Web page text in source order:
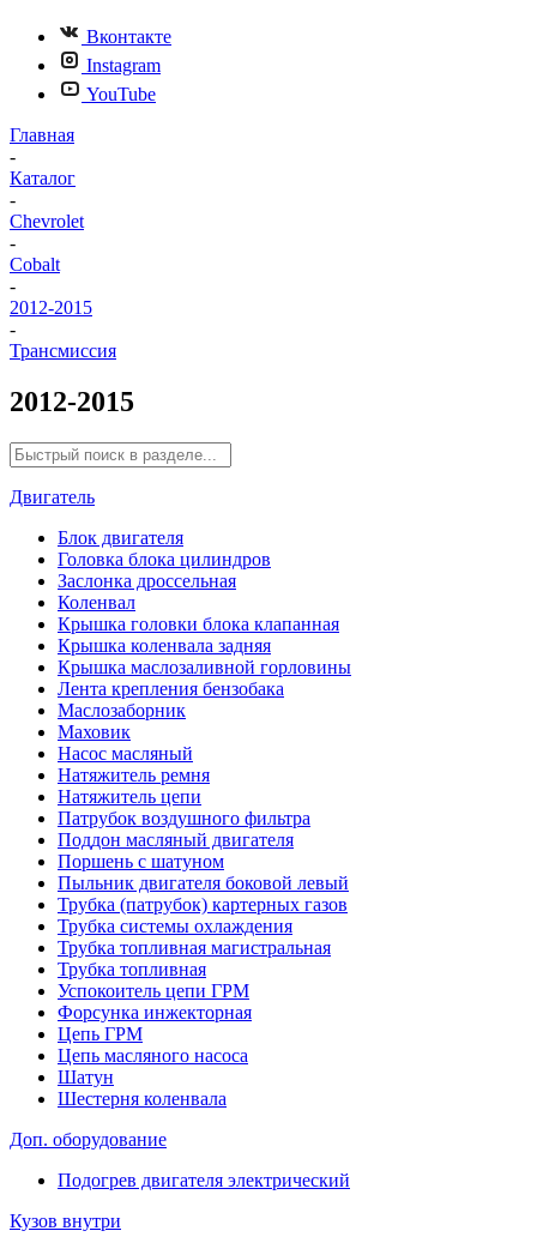
Вконтакте
Instagram
YouTube
Главная
-
Каталог
-
Chevrolet
-
Cobalt
-
2012-2015
-
Трансмиссия
2012-2015
Двигатель
Блок двигателя
Головка блока цилиндров
Заслонка дроссельная
Коленвал
Крышка головки блока клапанная
Крышка коленвала задняя
Крышка маслозаливной горловины
Лента крепления бензобака
Маслозаборник
Маховик
Насос масляный
Натяжитель ремня
Натяжитель цепи
Патрубок воздушного фильтра
Поддон масляный двигателя
Поршень с шатуном
Пыльник двигателя боковой левый
Трубка (патрубок) картерных газов
Трубка системы охлаждения
Трубка топливная магистральная
Трубка топливная
Успокоитель цепи ГРМ
Форсунка инжекторная
Цепь ГРМ
Цепь масляного насоса
Шатун
Шестерня коленвала
Доп. оборудование
Подогрев двигателя электрический
Кузов внутри